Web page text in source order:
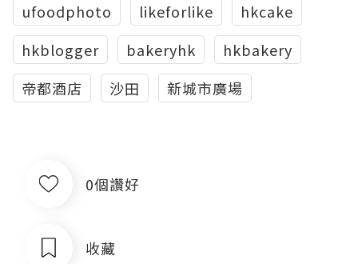
ufoodphoto
likeforlike
hkcake
hkblogger
bakeryhk
hkbakery
帝都酒店
沙田 新城市廣場
0個讚好
收藏